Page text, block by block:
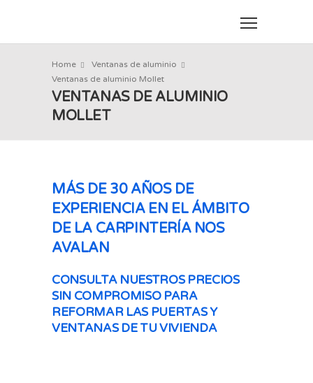
Home
Ventanas de aluminio
Ventanas de aluminio Mollet
VENTANAS DE ALUMINIO
MOLLET
MÁS DE 30 AÑOS DE
EXPERIENCIA EN EL ÁMBITO
DE LA CARPINTERÍA NOS
AVALAN
CONSULTA NUESTROS PRECIOS
SIN COMPROMISO PARA
REFORMAR LAS PUERTAS Y
VENTANAS DE TU VIVIENDA